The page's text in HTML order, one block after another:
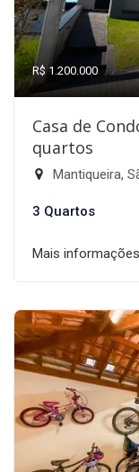
R$ 1.200.000
Casa de
quartos
Mantiqueira,
3 Quartos
Mais informações